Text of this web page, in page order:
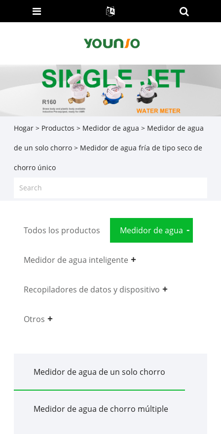
Hogar > Productos > Medidor de agua > Medidor de agua
de un solo chorro> Medidor de agua fría de tipo seco de
chorro único
Todos los productos Medidor de agua
Medidor de agua inteligente
Recopiladores de datos y dispositivo
Otros
Medidor de agua de un solo chorro
Medidor de agua de chorro múltiple